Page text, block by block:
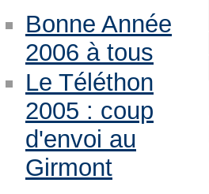
Bonne Année
2006 à tous
Le Téléthon
2005 : coup
d'envoi au
Girmont